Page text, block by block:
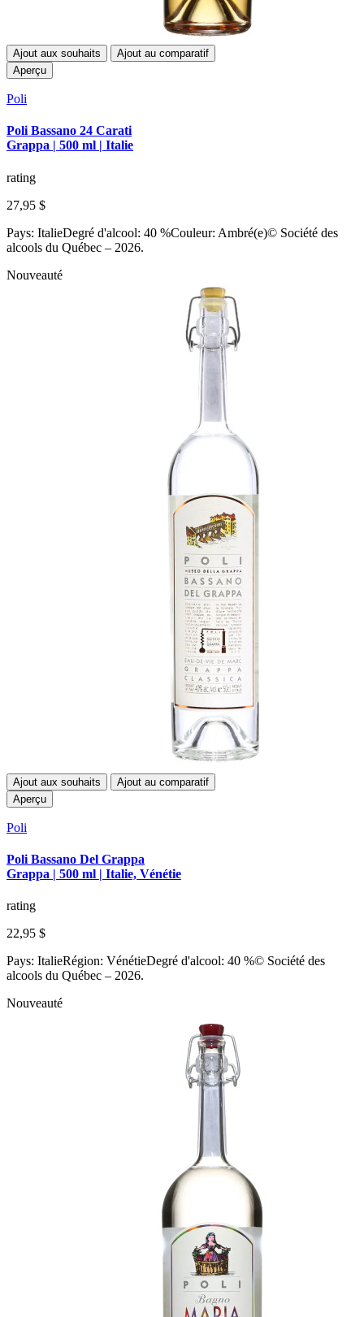
Ajout aux souhaits
Ajout au comparatif
Aperçu
Poli
Poli Bassano 24 Carati
Grappa | 500 ml | Italie
rating
27,95 $
Pays: ItalieDegré d'alcool: 40 %Couleur: Ambré(e)© Société des
alcools du Québec – 2026.
Nouveauté
Ajout aux souhaits
Ajout au comparatif
Aperçu
Poli
Poli Bassano Del Grappa
Grappa | 500 ml | Italie, Vénétie
rating
22,95 $
Pays: ItalieRégion: VénétieDegré d'alcool: 40 %© Société des
alcools du Québec – 2026.
Nouveauté